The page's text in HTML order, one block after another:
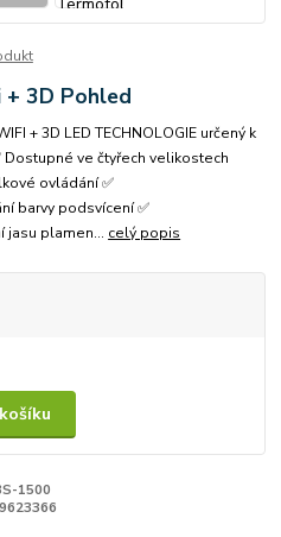
+ 3D Pohled
+ 3D LED TECHNOLOGIE určený k
Dostupné ve čtyřech velikostech
ovládání ✅
barvy podsvícení ✅
jasu plamen... celý popis
1500